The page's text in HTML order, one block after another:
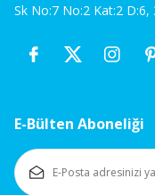
Sk No:7 No:2 Kat:2
E-Bülten Aboneliği